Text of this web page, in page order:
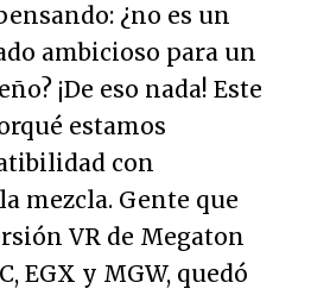
¿no es un
ambicioso para un
¡De eso nada! Este
estamos
con
mezcla. Gente que
VR de Megaton
EGX y MGW, quedó